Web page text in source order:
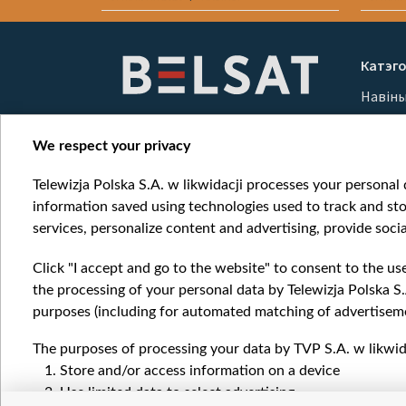
Навіны
Вайна
We respect your privacy
Telewizja Polska S.A. w likwidacji processes your
information saved using technologies used to track and
services, personalize content and advertising, provide
Click "I accept and go to the website" to consent to the
the processing of your personal data by Telewizja Polska
purposes (including for automated matching of
The purposes of processing your data by TVP S.A. w
Store and/or access information on a device
Use limited data to select advertising